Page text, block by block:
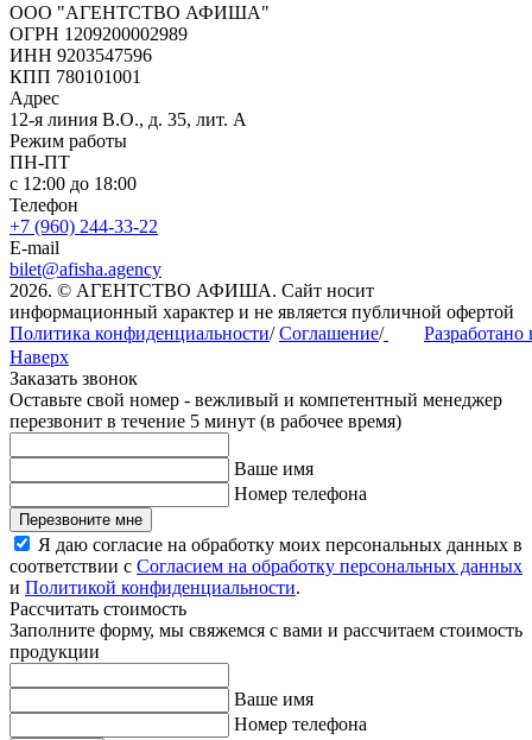
ООО "АГЕНТСТВО АФИША"
ОГРН 1209200002989
ИНН 9203547596
КПП 780101001
Адрес
12-я линия В.О., д. 35, лит. А
Режим работы
ПН-ПТ
с 12:00 до 18:00
Телефон
+7 (960) 244-33-22
E-mail
bilet@afisha.agency
2026. © АГЕНТСТВО АФИША. Сайт носит
информационный характер и не является публичной офертой
Политика конфиденциальности/ Соглашение/
Разработано
Наверх
Заказать звонок
Оставьте свой номер - вежливый и компетентный менеджер
перезвонит в течение 5 минут (в рабочее время)
Ваше имя
Номер телефона
Перезвоните мне
Я даю согласие на обработку моих персональных данных в
соответствии с Согласием на обработку персональных данных
и Политикой конфиденциальности.
Рассчитать стоимость
Заполните форму, мы свяжемся с вами и рассчитаем стоимость
продукции
Ваше имя
Номер телефона